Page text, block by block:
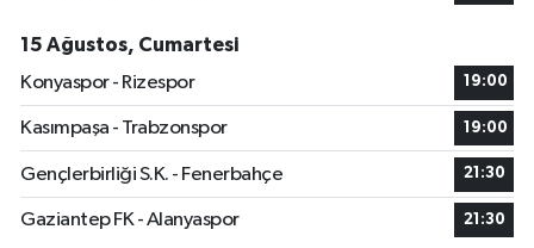
15 Ağustos, Cumartesi
Konyaspor - Rizespor
19:00
Kasımpaşa - Trabzonspor 19:00
Gençlerbirliği S.K. - Fenerbahçe 21:30
Gaziantep FK - Alanyaspor 21:30